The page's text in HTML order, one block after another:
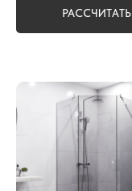
РАССЧИТАТЬ